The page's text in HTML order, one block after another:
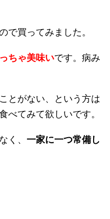
で買ってみました。
ちゃ美味いです。病み
とがない、という方は
べてみて欲しいです。
く、 一家に一つ常備し